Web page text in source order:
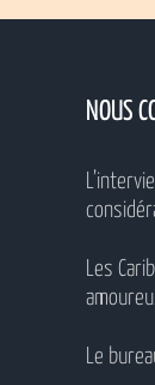
NOUS
Les
Le